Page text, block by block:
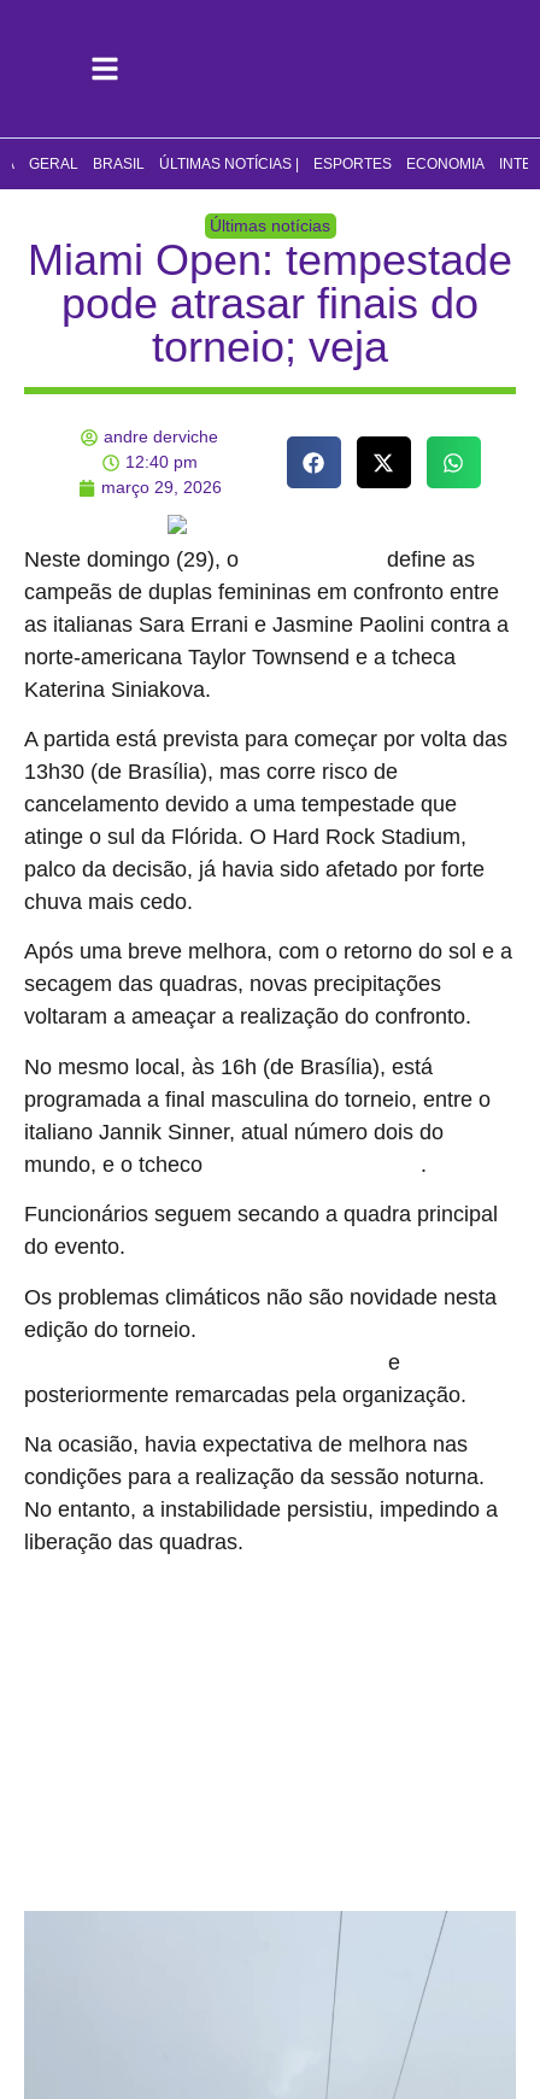
GERAL BRASIL ÚLTIMAS NOTÍCIAS | ESPORTES ECONOMIA
Últimas notícias
Miami Open: tempestade
pode atrasar finais do
torneio; veja
andre derviche
12:40 pm
março 29, 2026
Neste domingo (29), o
define as
campeãs de duplas femininas em confronto entre
as italianas Sara Errani e Jasmine Paolini contra a
norte-americana Taylor Townsend e a tcheca
Katerina Siniakova.
A partida está prevista para começar por volta das
13h30 (de Brasília), mas corre risco de
cancelamento devido a uma tempestade que
atinge o sul da Flórida. O Hard Rock Stadium,
palco da decisão, já havia sido afetado por forte
chuva mais cedo.
Após uma breve melhora, com o retorno do sol e a
secagem das quadras, novas precipitações
voltaram a ameaçar a realização do confronto.
No mesmo local, às 16h (de Brasília), está
programada a final masculina do torneio, entre o
italiano Jannik Sinner, atual número dois do
mundo, e o tcheco
.
Funcionários seguem secando a quadra principal
do evento.
Os problemas climáticos não são novidade nesta
edição do torneio.
e
posteriormente remarcadas pela organização.
Na ocasião, havia expectativa de melhora nas
condições para a realização da sessão noturna.
No entanto, a instabilidade persistiu, impedindo a
liberação das quadras.